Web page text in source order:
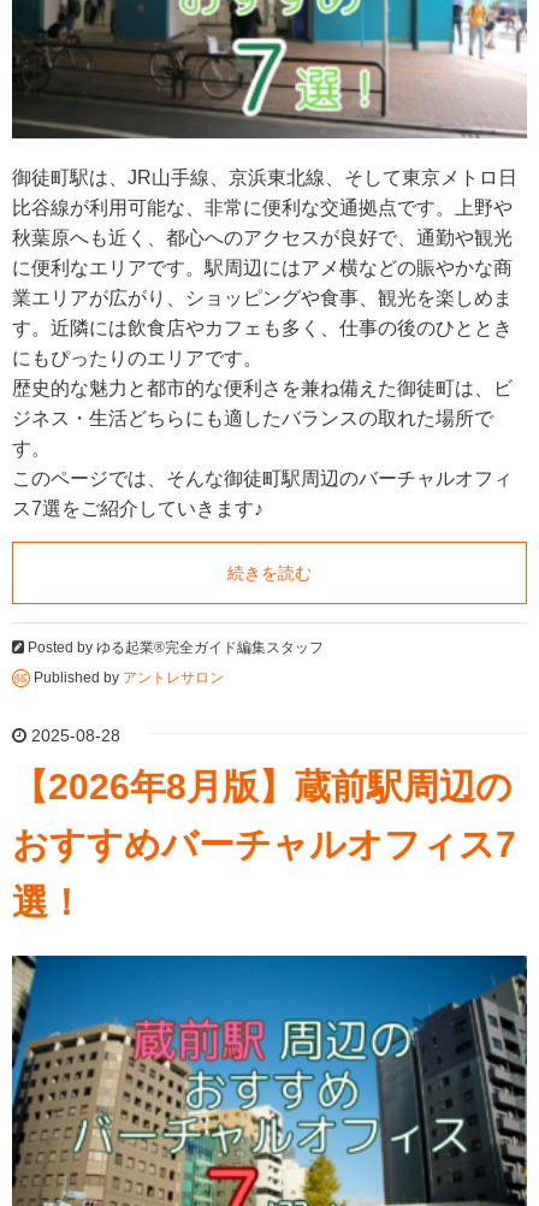
御徒町駅は、JR山手線、京浜東北線、そして東京メトロ日
比谷線が利用可能な、非常に便利な交通拠点です。上野や
秋葉原へも近く、都心へのアクセスが良好で、通勤や観光
に便利なエリアです。駅周辺にはアメ横などの賑やかな商
業エリアが広がり、ショッピングや食事、観光を楽しめま
す。近隣には飲食店やカフェも多く、仕事の後のひととき
にもぴったりのエリアです。
歴史的な魅力と都市的な便利さを兼ね備えた御徒町は、ビ
ジネス・生活どちらにも適したバランスの取れた場所で
す。
このページでは、そんな御徒町駅周辺のバーチャルオフィ
ス7選をご紹介していきます♪
続きを読む
Posted by ゆる起業®完全ガイド編集スタッフ
Published by アントレサロン
2025-08-28
【2026年8月版】蔵前駅周辺の
おすすめバーチャルオフィス7
選！